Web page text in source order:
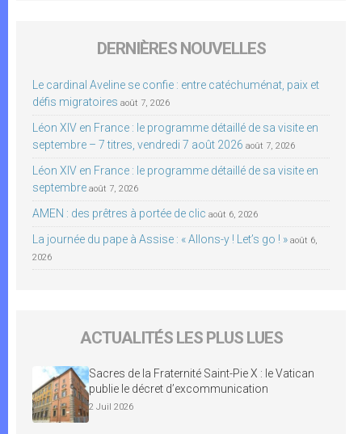
DERNIÈRES NOUVELLES
Le cardinal Aveline se confie : entre catéchuménat, paix et
défis migratoires août 7, 2026
Léon XIV en France : le programme détaillé de sa visite en
septembre – 7 titres, vendredi 7 août 2026 août 7, 2026
Léon XIV en France : le programme détaillé de sa visite en
septembre août 7, 2026
AMEN : des prêtres à portée de clic août 6, 2026
La journée du pape à Assise : « Allons-y ! Let’s go ! » août 6,
2026
ACTUALITÉS LES PLUS LUES
Sacres de la Fraternité Saint-Pie X : le Vatican
publie le décret d’excommunication
2 Juil 2026